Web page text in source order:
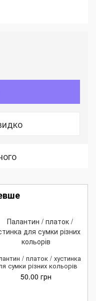
/ платок / хустинка
сумки різних кольорів
50.00 грн